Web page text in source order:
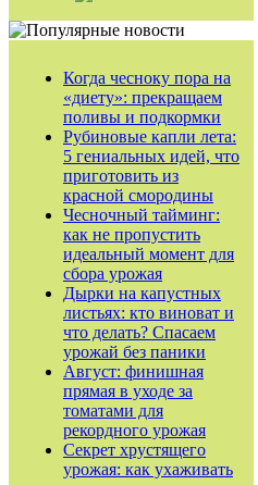
Когда чесноку пора на
«диету»: прекращаем
поливы и подкормки
Рубиновые капли лета:
5 гениальных идей, что
приготовить из
красной смородины
Чесночный тайминг:
как не пропустить
идеальный момент для
сбора урожая
Дырки на капустных
листьях: кто виноват и
что делать? Спасаем
урожай без паники
Август: финишная
прямая в уходе за
томатами для
рекордного урожая
Секрет хрустящего
урожая: как ухаживать